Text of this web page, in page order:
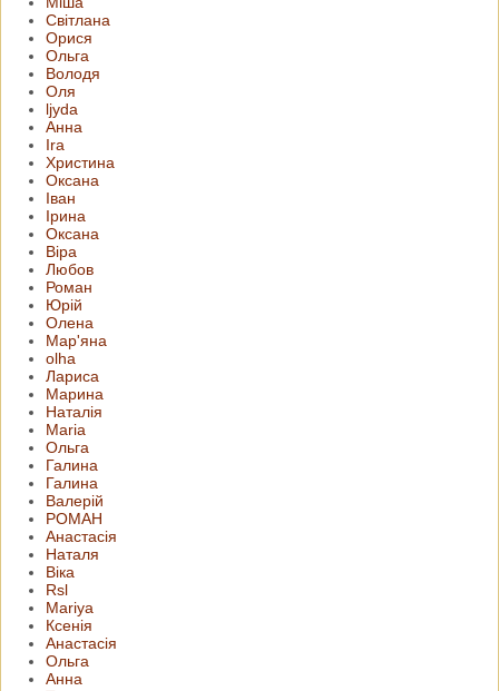
Світлана
Орися
Ольга
Володя
Оля
ljyda
Анна
Ira
Христина
Оксана
Іван
Ірина
Оксана
Віра
Любов
Роман
Юрій
Олена
Мар'яна
olha
Лариса
Марина
Наталія
Maria
Ольга
Галина
Галина
Валерій
РОМАН
Анастасія
Наталя
Віка
Rsl
Mariya
Ксенія
Анастасія
Ольга
Анна